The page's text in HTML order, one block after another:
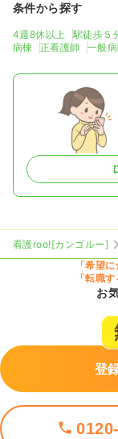
条件から探す
4週8休以上 駅徒歩５
病棟
正看護師 一般
看護roo![カンゴルー]
「希望
「転職
お
登